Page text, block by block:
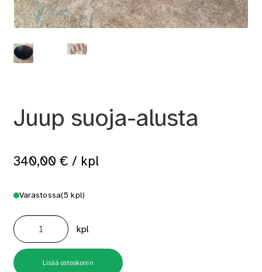
Juup suoja-alusta
340,00 € / kpl
Varastossa(5 kpl)
Juup
suoja-
alusta
määrä
kpl
Lisää ostoskoriin